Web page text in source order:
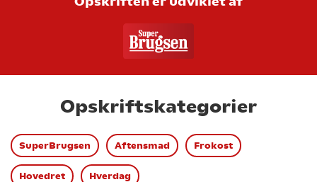
Opskriftskategorier
SuperBrugsen Aftensmad Frokost
Hovedret Hverdag